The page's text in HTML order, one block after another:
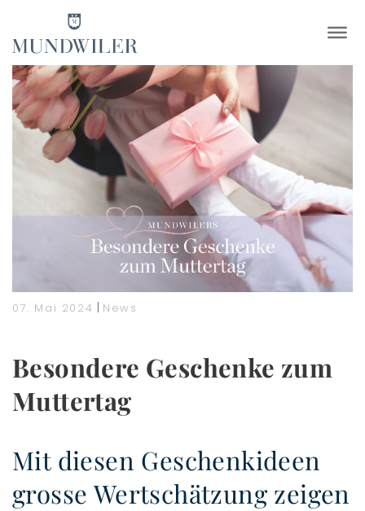
×
07. Mai 2024 | News
Besondere Geschenke zum
Muttertag
Mit diesen Geschenkideen
grosse Wertschätzung zeigen